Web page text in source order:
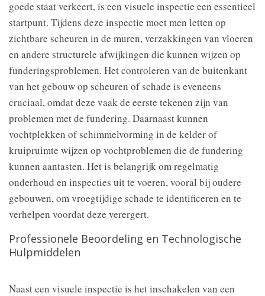
goede staat verkeert, is een visuele inspectie een essentieel
startpunt. Tijdens deze inspectie moet men letten op
zichtbare scheuren in de muren, verzakkingen van vloeren
en andere structurele afwijkingen die kunnen wijzen op
funderingsproblemen. Het controleren van de buitenkant
van het gebouw op scheuren of schade is eveneens
cruciaal, omdat deze vaak de eerste tekenen zijn van
problemen met de fundering. Daarnaast kunnen
vochtplekken of schimmelvorming in de kelder of
kruipruimte wijzen op vochtproblemen die de fundering
kunnen aantasten. Het is belangrijk om regelmatig
onderhoud en inspecties uit te voeren, vooral bij oudere
gebouwen, om vroegtijdige schade te identificeren en te
verhelpen voordat deze verergert.
Professionele Beoordeling en Technologische
Hulpmiddelen
Naast een visuele inspectie is het inschakelen van een